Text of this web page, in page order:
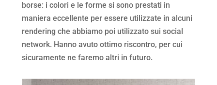
borse: i colori e le forme si sono prestati in
maniera eccellente per essere utilizzate in alcuni
rendering che abbiamo poi utilizzato sui social
network. Hanno avuto ottimo riscontro, per cui
sicuramente ne faremo altri in futuro.